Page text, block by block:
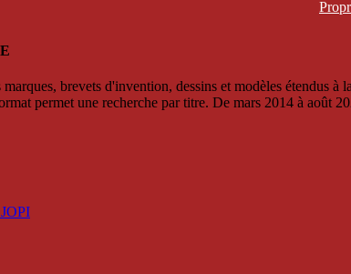
brevets d'invention, dessins et modèles étendus
permet une recherche par titre. De mars 2014 à août